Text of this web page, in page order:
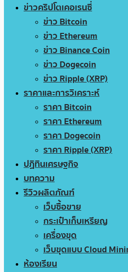
ข่าวคริปโตเคอเรนซี่
ข่าว Bitcoin
ข่าว Ethereum
ข่าว Binance Coin
ข่าว Dogecoin
ข่าว Ripple (XRP)
ราคาและการวิเคราะห์
ราคา Bitcoin
ราคา Ethereum
ราคา Dogecoin
ราคา Ripple (XRP)
ปฏิทินเศรษฐกิจ
บทความ
รีวิวผลิตภัณฑ์
เว็บซื้อขาย
กระเป๋าเก็บเหรียญ
เครื่องขุด
เว็บขุดแบบ Cloud
ห้องเรียน